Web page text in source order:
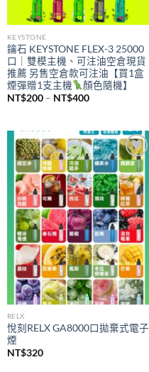
KEYSTONE
鑰石 KEYSTONE FLEX-3 25000
口｜雙模主機、可注油空倉現貨
推薦 另售空倉款可注油【買1盒
煙彈贈1支主機
顏色隨機】
NT$200 – NT$400價
NT$200
到
NT$400
Add to
wishlist
RELX
悅刻RELX GA8000口拋棄式電子
煙
NT$320